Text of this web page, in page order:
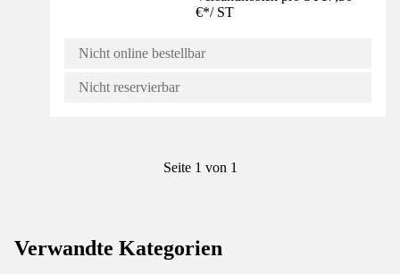
€*/ ST
Nicht online bestellbar
Nicht reservierbar
Seite 1 von 1
Verwandte Kategorien